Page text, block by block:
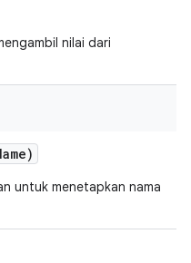
nilai dari
untuk menetapkan nama